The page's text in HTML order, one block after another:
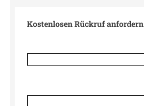
Kostenlosen Rückruf anfordern